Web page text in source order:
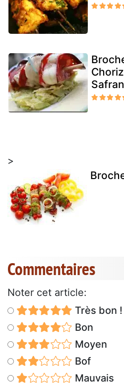
Safran
>
Commentaires
Noter cet article:
Très bon !
Bon
Moyen
Bof
Mauvais